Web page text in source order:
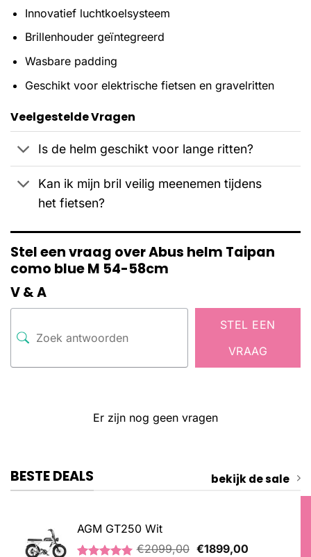
Innovatief luchtkoelsysteem
Brillenhouder geïntegreerd
Wasbare padding
Geschikt voor elektrische fietsen en gravelritten
Veelgestelde Vragen
Is de helm geschikt voor lange ritten?
Kan ik mijn bril veilig meenemen tijdens
het fietsen?
Stel een vraag over Abus helm Taipan
como blue M 54-58cm
V & A
STEL EEN
VRAAG
Er zijn nog geen vragen
BESTE DEALS bekijk de sale
AGM GT250 Wit
€2099,00 Oorspronkelijke
€1899,00Huidige